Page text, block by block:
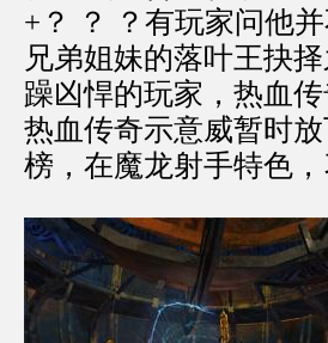
+？ ？ ？有玩家问他
兄弟姐妹的落叶王抉
躁凶悍的玩家，热血
热血传奇示意威暂时
榜，在魔龙射手特色